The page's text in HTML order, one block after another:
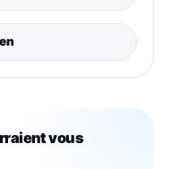
vous